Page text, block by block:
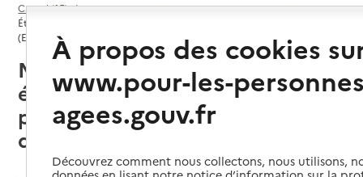
Cantal (15)
Établissement d'hébergement pour personnes âgées dépendantes
(EHPAD)
Massiac (15500) : liste des 2
établissements d'hébergement
pour personnes âgées
dépendantes (EHPAD)
À propos des cookies
www.pour-les-
agees.gouv.fr
Découvrez comment nous collectons, nous utilisons,